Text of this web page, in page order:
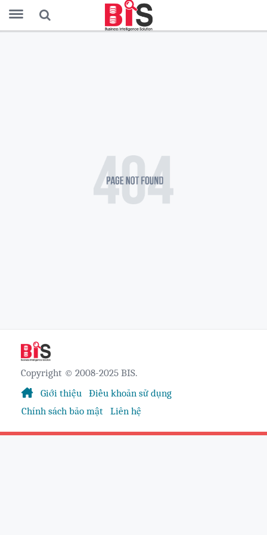
Copyright © 2008-2025 BIS.
Giới thiệu
Điều khoản sử dụng
Chính sách bảo mật Liên hệ